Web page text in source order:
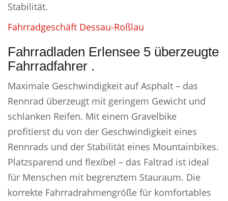
Stabilität.
Fahrradgeschäft Dessau-Roßlau
Fahrradladen Erlensee 5 überzeugte
Fahrradfahrer .
Maximale Geschwindigkeit auf Asphalt – das
Rennrad überzeugt mit geringem Gewicht und
schlanken Reifen. Mit einem Gravelbike
profitierst du von der Geschwindigkeit eines
Rennrads und der Stabilität eines Mountainbikes.
Platzsparend und flexibel – das Faltrad ist ideal
für Menschen mit begrenztem Stauraum. Die
korrekte Fahrradrahmengröße für komfortables